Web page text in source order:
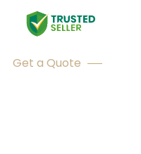
Get a Quote